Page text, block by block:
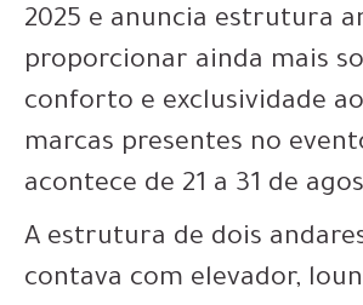
2025 e anuncia estrutura
proporcionar ainda mais
conforto e exclusividade
marcas presentes no
acontece de 21 a 31 de
A estrutura de dois
contava com elevador,